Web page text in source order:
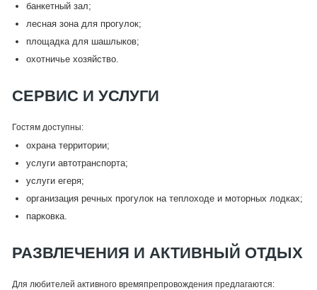
банкетный зал;
лесная зона для прогулок;
площадка для шашлыков;
охотничье хозяйство.
СЕРВИС И УСЛУГИ
Гостям доступны:
охрана территории;
услуги автотранспорта;
услуги егеря;
организация речных прогулок на теплоходе и моторных лодках;
парковка.
РАЗВЛЕЧЕНИЯ И АКТИВНЫЙ ОТДЫХ
Для любителей активного времяпрепровождения предлагаются: